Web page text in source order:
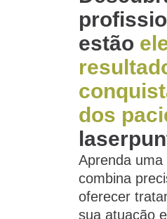
estão
dos
Aprenda
combina
oferecer
sua atuação